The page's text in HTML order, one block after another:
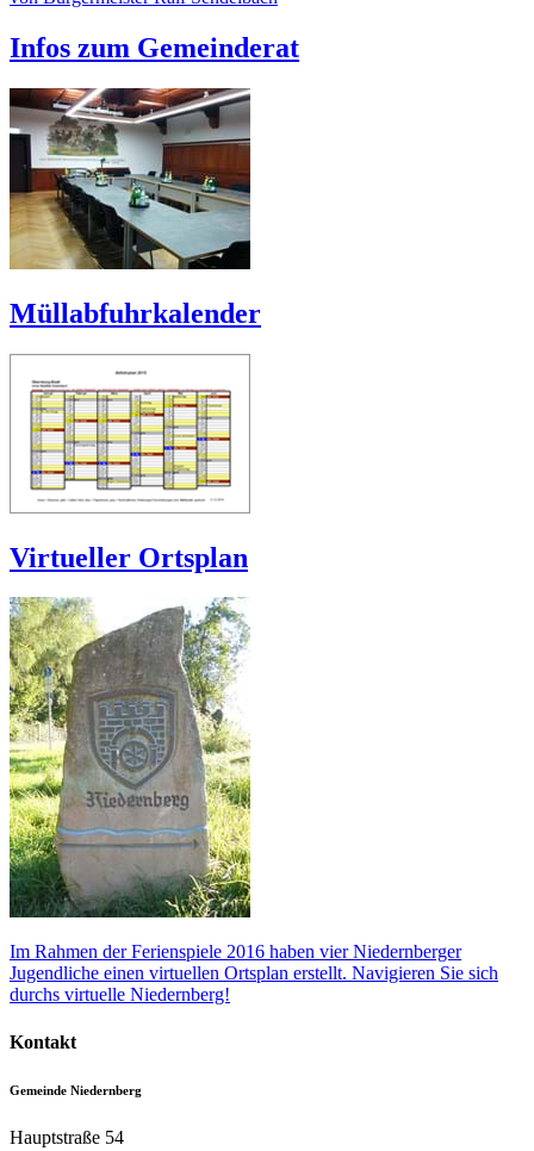
Infos zum Gemeinderat
Müllabfuhrkalender
Virtueller Ortsplan
Im Rahmen der Ferienspiele 2016 haben vier Niedernberger
Jugendliche einen virtuellen Ortsplan erstellt. Navigieren Sie sich
durchs virtuelle Niedernberg!
Kontakt
Gemeinde Niedernberg
Hauptstraße 54